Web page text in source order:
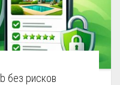
без рисков